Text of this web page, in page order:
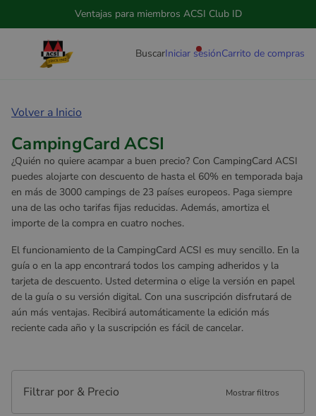
Ventajas para miembros ACSI Club ID
BuscarIniciar sesiónCarrito de compras
Volver a Inicio
CampingCard ACSI
¿Quién no quiere acampar a buen precio? Con CampingCard ACSI
puedes alojarte con descuento de hasta el 60% en temporada baja
en más de 3000 campings de 23 países europeos. Paga siempre
una de las ocho tarifas fijas reducidas. Además, amortiza el
importe de la compra en cuatro noches.
El funcionamiento de la CampingCard ACSI es muy sencillo. En la
guía o en la app encontrará todos los camping adheridos y la
tarjeta de descuento. Usted determina o elige la versión en papel
de la guía o su versión digital. Con una suscripción disfrutará de
aún más ventajas. Recibirá automáticamente la edición más
reciente cada año y la suscripción es fácil de cancelar.
Filtrar por & Precio Mostrar filtros